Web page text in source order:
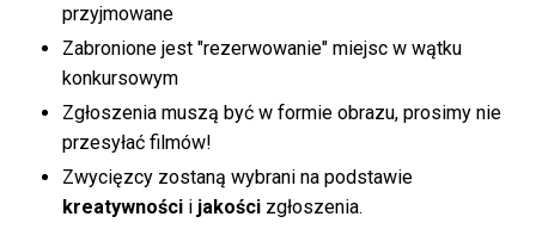
przyjmowane
Zabronione jest "rezerwowanie" miejsc w wątku
konkursowym
Zgłoszenia muszą być w formie obrazu, prosimy nie
przesyłać filmów!
Zwycięzcy zostaną wybrani na podstawie
kreatywności i jakości zgłoszenia.